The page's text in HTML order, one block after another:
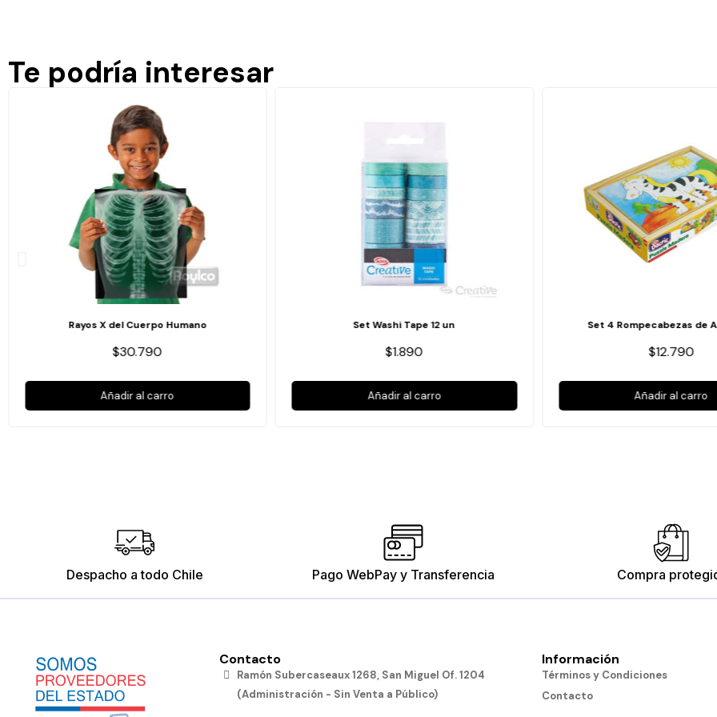
Te podría interesar
Rayos X del Cuerpo Humano
$30.790
Añadir al carro
Set Washi Tape 12 un
$1.890
Añadir al carro
Set 4 Rompecabezas de
$12.790
Añadir al carro
Despacho a todo Chile Pago WebPay y Transferencia Compra
Contacto
Ramón Subercaseaux 1268, San Miguel Of. 1204
(Administración - Sin Venta a Público)
Información
Términos y Condiciones
Contacto